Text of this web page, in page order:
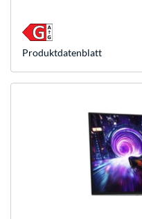
Produkt­datenblatt